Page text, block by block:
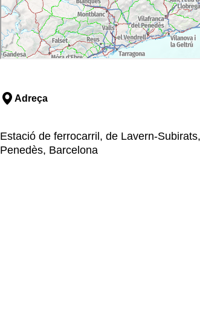
Adreça
Estació de ferrocarril, de Lavern-
Penedès, Barcelona